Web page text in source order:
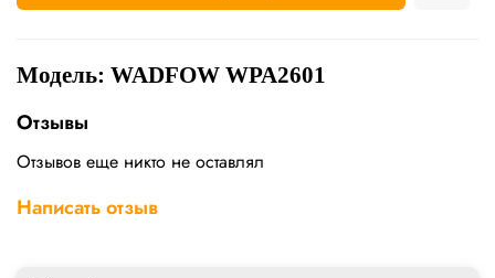
Модель: WADFOW WPA2601
Отзывы
Отзывов еще никто не оставлял
Написать отзыв